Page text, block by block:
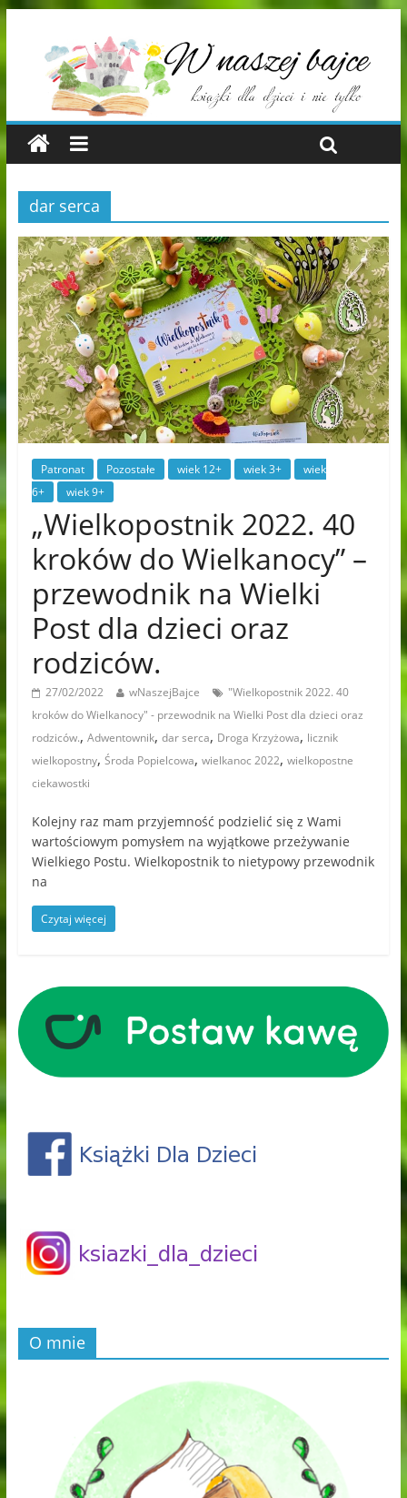
dar serca
Patronat Pozostałe wiek 12+ wiek 3+
wiek
6+
wiek 9+
„Wielkopostnik 2022. 40
kroków do Wielkanocy” –
przewodnik na Wielki
Post dla dzieci oraz
rodziców.
27/02/2022 wNaszejBajce
"Wielkopostnik 2022. 40
kroków do Wielkanocy" - przewodnik na Wielki Post dla dzieci oraz
rodziców., Adwentownik, dar serca, Droga Krzyżowa, licznik
wielkopostny, Środa Popielcowa, wielkanoc 2022, wielkopostne
ciekawostki
Kolejny raz mam przyjemność podzielić się z Wami
wartościowym pomysłem na wyjątkowe przeżywanie
Wielkiego Postu. Wielkopostnik to nietypowy przewodnik
na
Czytaj więcej
O mnie